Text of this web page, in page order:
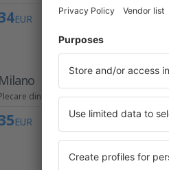
EUR
Milano
din Iași
EUR